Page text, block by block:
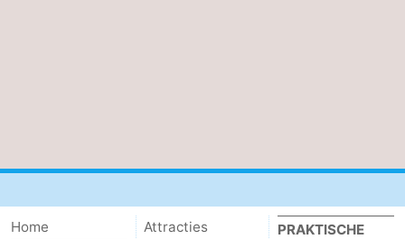
Home
Attracties
PRAKTISCHE